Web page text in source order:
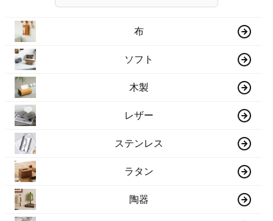
布
ソフト
木製
レザー
ステンレス
ラタン
陶器